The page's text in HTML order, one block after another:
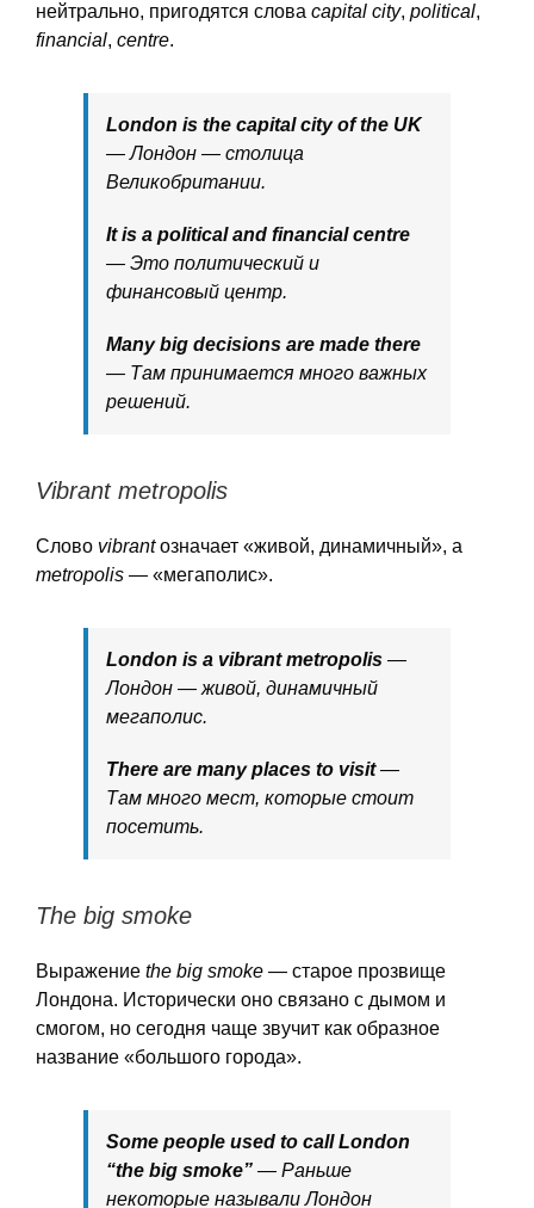
нейтрально, пригодятся слова capital city, political,
financial, centre.
London is the capital city of the UK
— Лондон — столица
Великобритании.
It is a political and financial centre
— Это политический и
финансовый центр.
Many big decisions are made there
— Там принимается много важных
решений.
Vibrant metropolis
Слово vibrantозначает «живой, динамичный», а
metropolis — «мегаполис».
London is a vibrant metropolis —
Лондон — живой, динамичный
мегаполис.
There are many places to visit—
Там много мест, которые стоит
посетить.
The big smoke
Выражение the big smoke — старое прозвище
Лондона. Исторически оно связано с дымом и
смогом, но сегодня чаще звучит как образное
название «большого города».
Some people used to call London
“the big smoke” — Раньше
некоторые называли Лондон